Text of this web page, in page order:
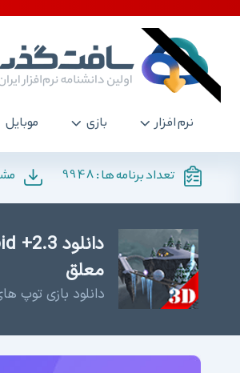
نرم افزار بازی موبایل
تعداد برنامه ها :9948
معلق
دانلود بازی توپ